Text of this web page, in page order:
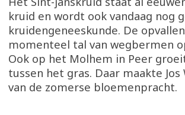
kruid en wordt ook vandaag nog
kruidengeneeskunde. De
momenteel tal van wegbermen
Ook op het Molhem in Peer
tussen het gras. Daar maakte
van de zomerse bloemenpracht.